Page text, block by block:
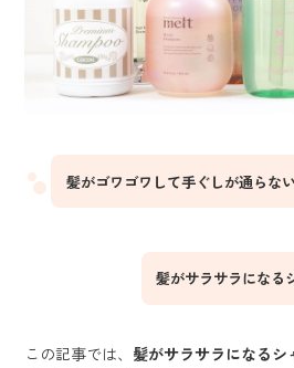
髪がゴワゴワして手ぐしが通らない
髪がサラサラになる
この記事では、 髪がサラサラになるシ